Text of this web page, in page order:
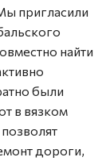
пригласили
найти
были
в вязком
дороги,